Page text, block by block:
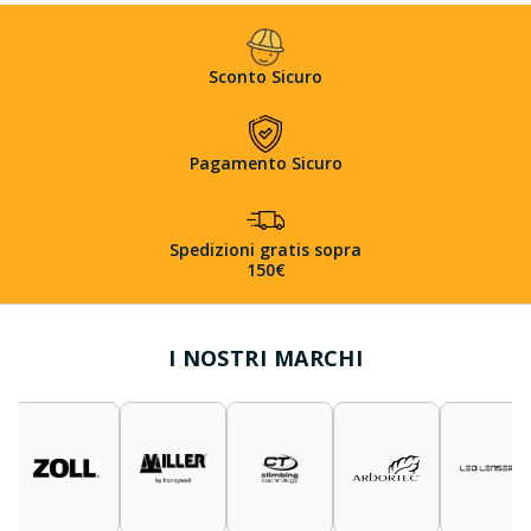
Sconto Sicuro
Pagamento Sicuro
Spedizioni gratis sopra
150€
I NOSTRI MARCHI